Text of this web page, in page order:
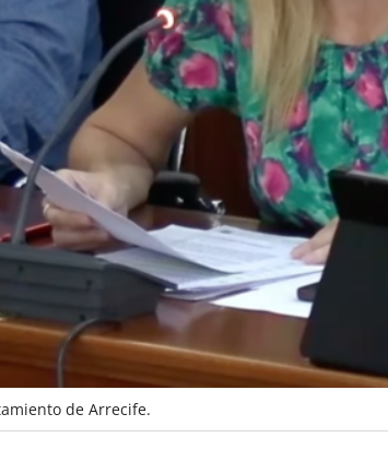
de Arrecife.